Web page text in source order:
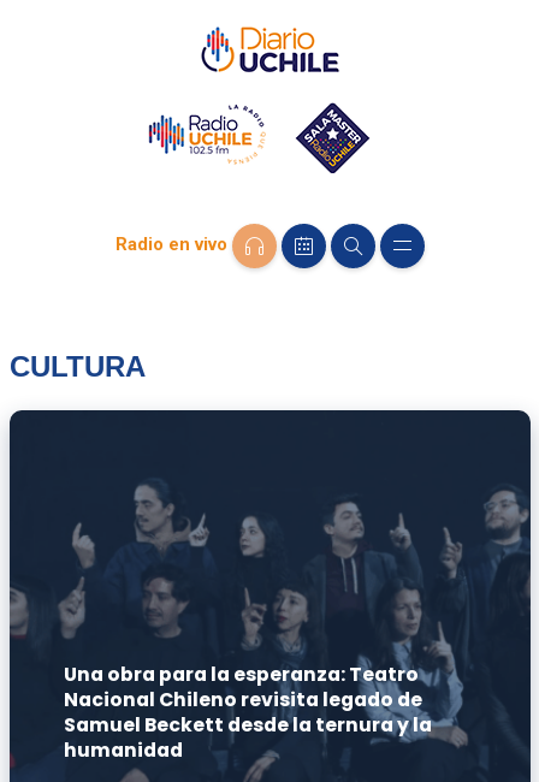
Radio en vivo
CULTURA
Una obra para la esperanza: Teatro
Nacional Chileno revisita legado de
Samuel Beckett desde la ternura y la
humanidad